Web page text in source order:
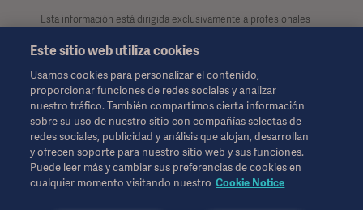
Esta información está dirigida exclusivamente a profesionales
únicamente carácter informativo. Dicha información no es
exhaustiva y por lo tanto, no debe considerarse como reemplazo
de las instrucciones de uso, manual de usuario o consejo
médico. Getinge no se hace responsable del uso ilegal,
indebido o por la manipulación de los contenidos e
informaciones de esta página. Tanto el acceso a la información
como el uso que pueda hacerse de la misma, y su contenido
será exclusivamente responsabilidad del usuario.
Es posible que alguna terapia, solución o producto mencionado
Este sitio web utiliza cookies
Usamos cookies para personalizar el contenido,
proporcionar funciones de redes sociales y analizar
nuestro tráfico. También compartimos cierta información
sobre su uso de nuestro sitio con compañías selectas de
redes sociales, publicidad y análisis que alojan, desarrollan
y ofrecen soporte para nuestro sitio web y sus funciones.
Puede leer más y cambiar sus preferencias de cookies en
cualquier momento visitando nuestro Cookie Notice